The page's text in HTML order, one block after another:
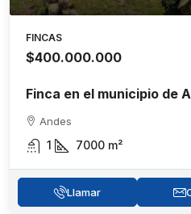
FINCAS
$400.000.000
Finca en el municipio de
Andes
1 7000 m²
Llamar